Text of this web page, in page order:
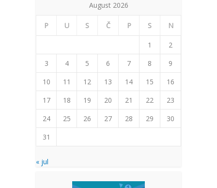
August 2026
P U S Č P S N
1
2
3
4 5 6 7 8
9
10
11 12 13 14 15
16
17
18 19 20 21 22
23
24
25 26 27 28 29
30
31
« jul